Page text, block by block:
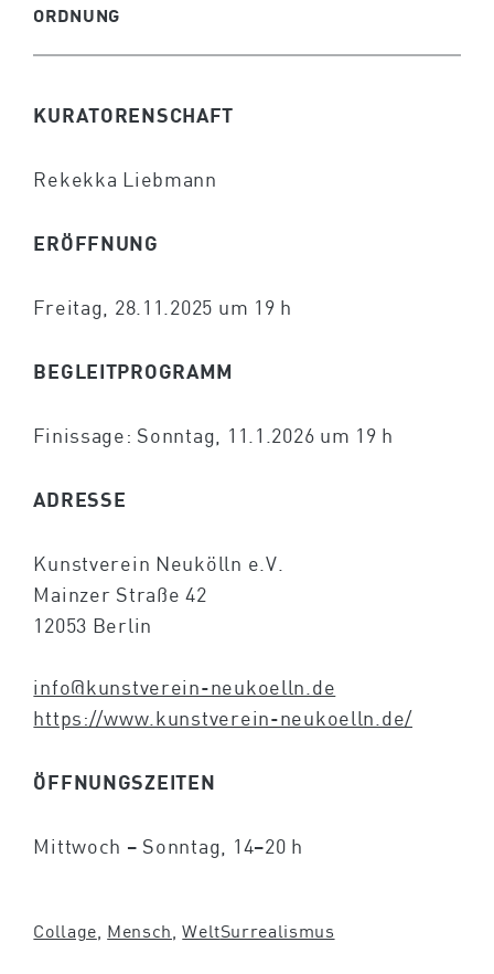
ORDNUNG
KURATORENSCHAFT
Rekekka Liebmann
ERÖFFNUNG
Freitag, 28.11.2025 um 19 h
BEGLEITPROGRAMM
Finissage: Sonntag, 11.1.2026 um 19 h
ADRESSE
Kunstverein Neukölln e.V.
Mainzer Straße 42
12053 Berlin
info@kunstverein-neukoelln.de
https://www.kunstverein-neukoelln.de/
ÖFFNUNGSZEITEN
Mittwoch – Sonntag, 14–20 h
Collage Mensch , WeltSurrealismus